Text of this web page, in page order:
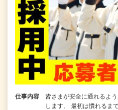
仕事内容
皆さまが安全に通れるよ
します。 最初は慣れるま